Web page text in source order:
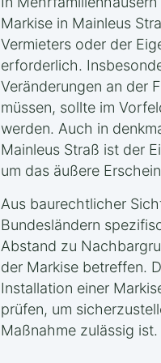
Markise in Mainleus
Vermieters oder der
erforderlich.
Veränderungen an der
müssen, sollte im
werden. Auch in
Mainleus Straß ist der
um das äußere
Aus baurechtlicher
Bundesländern
Abstand zu
der Markise betreffen.
Installation einer
prüfen, um
Maßnahme zulässig ist.